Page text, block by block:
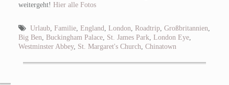
weitergeht! Hier alle Fotos
Urlaub, Familie, England London Roadtrip, Großbritannien
Big Ben Buckingham Palace, St. James Park London Eye,
Westminster Abbey, St. Margaret's Church Chinatown